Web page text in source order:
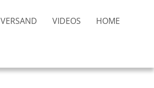
VERSAND VIDEOS HOME